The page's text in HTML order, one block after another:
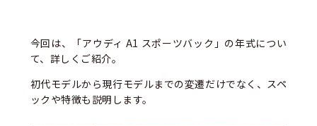
今回は、「アウディ A1 スポーツバック」の年式につい
て、詳しくご紹介。
初代モデルから現行モデルまでの変遷だけでなく、スペ
ックや特徴も説明します。